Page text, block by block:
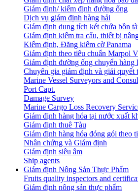
Giám định/ kiểm định đường ống
Dịch vụ giám định hàng hải
Giám định dung tích két chứa bồn
Giám định kiểm tra cẩu, thiết bị
Kiểm định, Đăng kiểm cờ Panama
Giám định theo tiêu chuẩn Marpol
Giám định đường ống chuyển hàng
Chuyên gia giám định và giải quyết
Marine Vessel Surveyors and
Port Capt.
Damage Survey
Marine Cargo Loss Recovery
Giám định hàng hóa tại nước xuất
Giám định thuê Tàu
Giám định hàng hóa đóng gói theo
Nhân chứng và Giám định
Giám định siêu âm
Ship agents
Giám định Nông Sản Thực Phẩm
Fruits quality inspectors and
Giám định nông sản thực phẩm